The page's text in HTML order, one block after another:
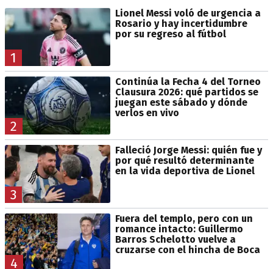
1
Lionel Messi voló de urgencia a
Rosario y hay incertidumbre
por su regreso al fútbol
2
Continúa la Fecha 4 del Torneo
Clausura 2026: qué partidos se
juegan este sábado y dónde
verlos en vivo
3
Falleció Jorge Messi: quién fue y
por qué resultó determinante
en la vida deportiva de Lionel
4
Fuera del templo, pero con un
romance intacto: Guillermo
Barros Schelotto vuelve a
cruzarse con el hincha de Boca